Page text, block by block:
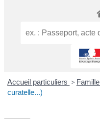
Accueil particuliers > Famille
curatelle...)